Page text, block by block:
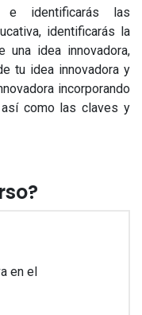
identificarás las
identificarás la
una idea innovadora,
tu idea innovadora y
incorporando
como las claves y
en el